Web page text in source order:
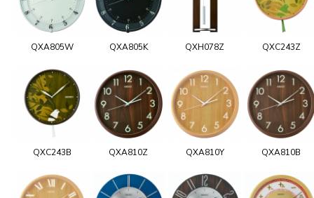
QXA805W QXA805K QXH078Z QXC243Z
QXC243B QXA810Z QXA810Y QXA810B